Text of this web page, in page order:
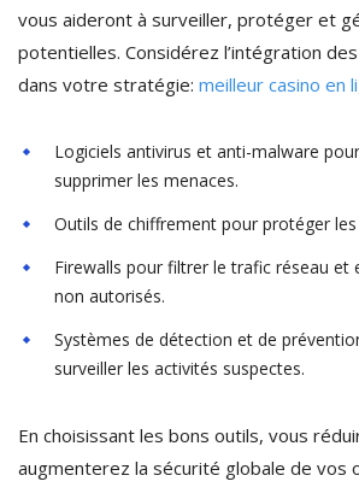
vous aideront à surveiller, protéger et
potentielles. Considérez l’intégration
dans votre stratégie: meilleur casino en
Logiciels antivirus et anti-malware
supprimer les menaces.
Outils de chiffrement pour protéger
Firewalls pour filtrer le trafic réseau et
non autorisés.
Systèmes de détection et de
surveiller les activités suspectes.
En choisissant les bons outils, vous
augmenterez la sécurité globale de vos